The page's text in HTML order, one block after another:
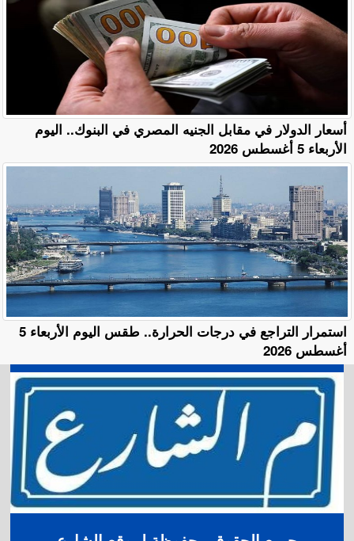
أسعار الدولار في مقابل الجنيه المصري في البنوك.. اليوم
الأربعاء 5 أغسطس 2026
استمرار التراجع في درجات الحرارة.. طقس اليوم الأربعاء 5
أغسطس 2026